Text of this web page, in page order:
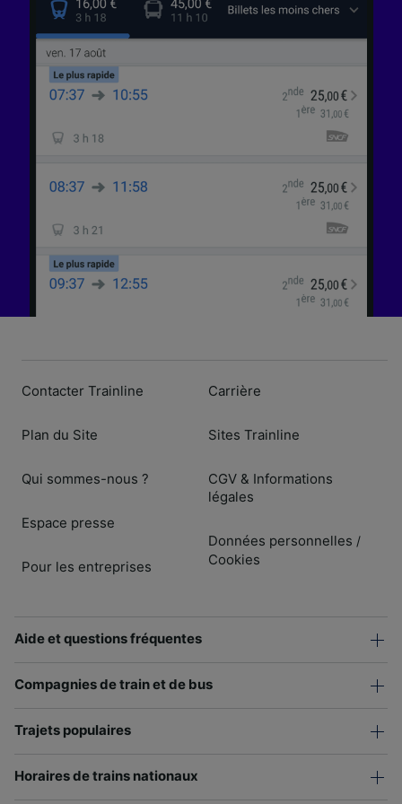
Contacter Trainline
Plan du Site
Qui sommes-nous ?
Espace presse
Pour les entreprises
Carrière
Sites Trainline
CGV & Informations
légales
Données personnelles /
Cookies
Aide et questions fréquentes
Compagnies de train et de bus
Trajets populaires
Horaires de trains nationaux